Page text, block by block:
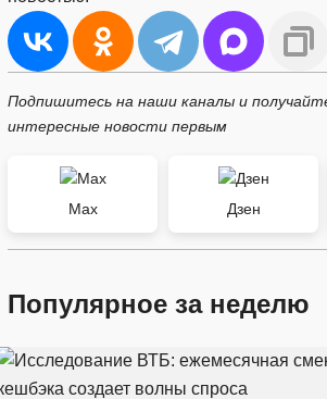
Подпишитесь на наши каналы и
интересные новости первым
Max Дзен
Популярное за неделю